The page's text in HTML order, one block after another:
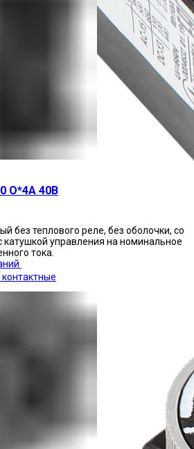
контактные
О*4А 40В
без теплового реле, без оболочки, со
катушкой управления на номинальное
тока.